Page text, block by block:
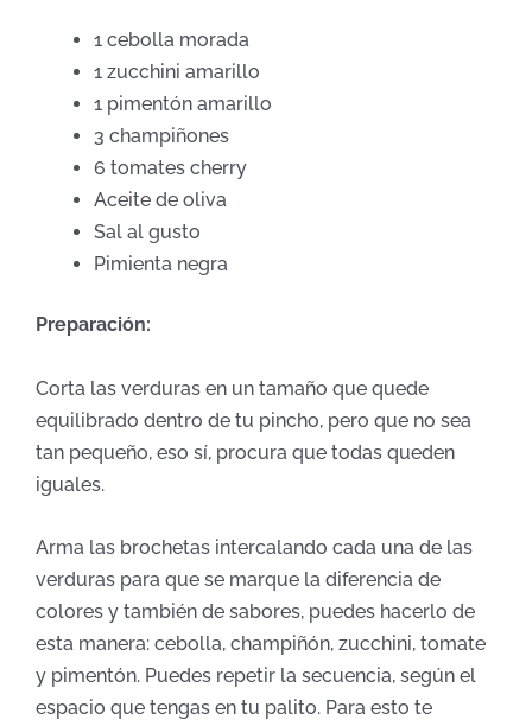
1 cebolla morada
1 zucchini amarillo
1 pimentón amarillo
3 champiñones
6 tomates cherry
Aceite de oliva
Sal al gusto
Pimienta negra
Preparación:
Corta las verduras en un tamaño que quede
equilibrado dentro de tu pincho, pero que no sea
tan pequeño, eso sí, procura que todas queden
iguales.
Arma las brochetas intercalando cada una de las
verduras para que se marque la diferencia de
colores y también de sabores, puedes hacerlo de
esta manera: cebolla, champiñón, zucchini, tomate
y pimentón. Puedes repetir la secuencia, según el
espacio que tengas en tu palito. Para esto te